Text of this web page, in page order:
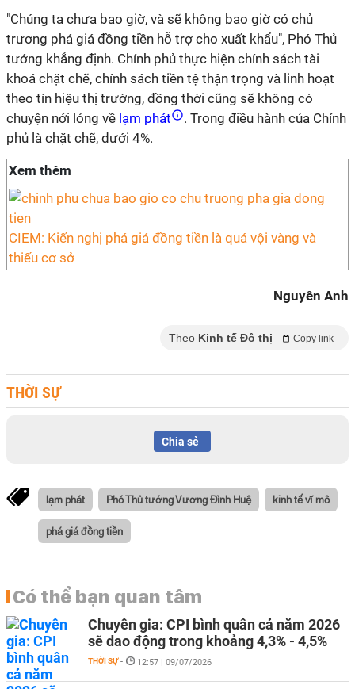
"Chúng ta chưa bao giờ, và sẽ không bao giờ có chủ
trương phá giá đồng tiền hỗ trợ cho xuất khẩu", Phó Thủ
tướng khẳng định. Chính phủ thực hiện chính sách tài
khoá chặt chẽ, chính sách tiền tệ thận trọng và linh hoạt
theo tín hiệu thị trường, đồng thời cũng sẽ không có
chuyện nới lỏng về lạm phát
. Trong điều hành của Chính
phủ là chặt chẽ, dưới 4%.
Xem thêm
CIEM: Kiến nghị phá giá đồng tiền là quá vội vàng và
thiếu cơ sở
Nguyên Anh
Theo Kinh tế Đô thị Copy link
THỜI SỰ
Chia sẻ
lạm phát Phó Thủ tướng Vương Đình Huệ kinh tế vĩ mô
phá giá đồng tiền
Có thể bạn quan tâm
Chuyên gia: CPI bình quân cả năm 2026
sẽ dao động trong khoảng 4,3% - 4,5%
THỜI SỰ - 12:57 | 09/07/2026